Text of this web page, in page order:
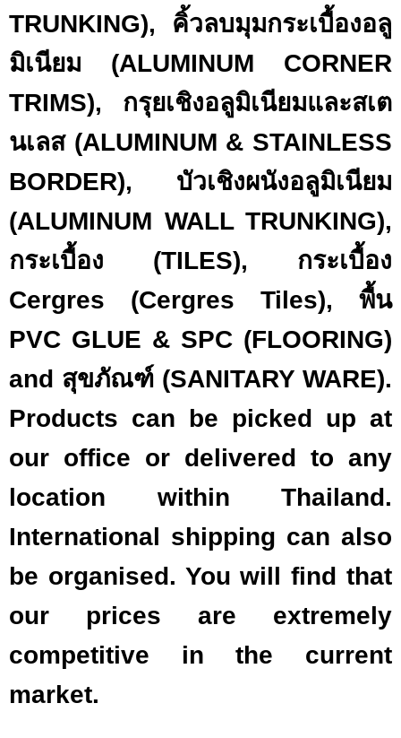
TRUNKING), คิ้วลบมุมกระเบื้องอลู
มิเนียม (ALUMINUM CORNER
TRIMS), กรุยเชิงอลูมิเนียมและสเต
นเลส (ALUMINUM & STAINLESS
BORDER), บัวเชิงผนังอลูมิเนียม
(ALUMINUM WALL TRUNKING),
กระเบื้อง (TILES), กระเบื้อง
Cergres (Cergres Tiles), พื้น
PVC GLUE & SPC (FLOORING)
and สุขภัณฑ์ (SANITARY WARE).
Products can be picked up at
our office or delivered to any
location within Thailand.
International shipping can also
be organised. You will find that
our prices are extremely
competitive in the current
market.